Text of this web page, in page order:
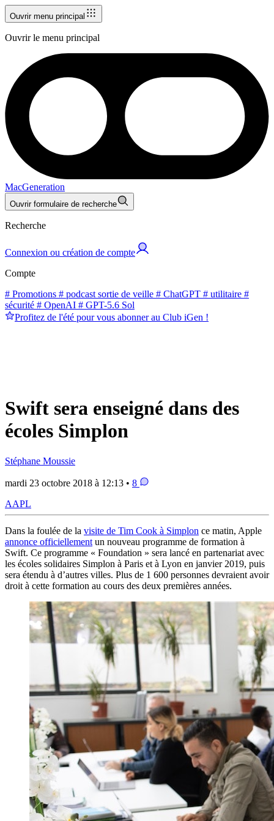
Ouvrir menu principal
Ouvrir le menu principal
MacGeneration
Ouvrir formulaire de recherche
Recherche
Connexion ou création de compte
Compte
# Promotions # podcast sortie de veille # ChatGPT # utilitaire #
sécurité # OpenAI # GPT-5.6 Sol
Profitez de l'été pour vous abonner au Club iGen !
Swift sera enseigné dans des
écoles Simplon
Stéphane Moussie
mardi 23 octobre 2018 à 12:13 • 8
AAPL
Dans la foulée de la visite de Tim Cook à Simplon ce matin, Apple
annonce officiellement un nouveau programme de formation à
Swift. Ce programme « Foundation » sera lancé en partenariat avec
les écoles solidaires Simplon à Paris et à Lyon en janvier 2019, puis
sera étendu à d’autres villes. Plus de 1 600 personnes devraient avoir
droit à cette formation au cours des deux premières années.